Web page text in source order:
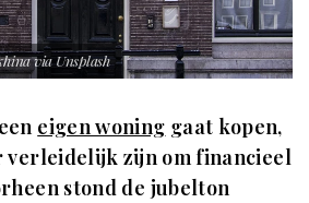
via Unsplash
eigen woning gaat kopen,
verleidelijk zijn om financieel
stond de jubelton